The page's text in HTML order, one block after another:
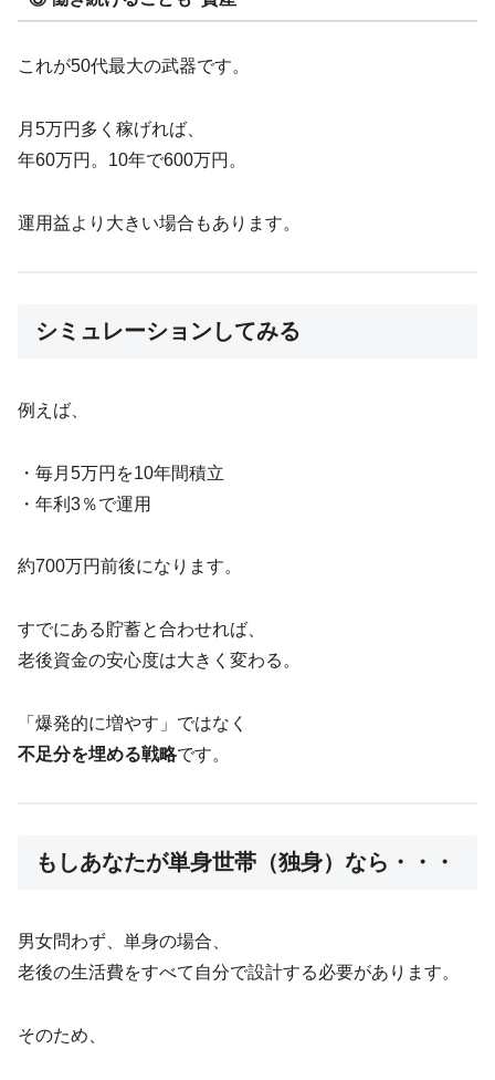
これが50代最大の武器です。
月5万円多く稼げれば、
年60万円。10年で600万円。
運用益より大きい場合もあります。
シミュレーションしてみる
例えば、
・毎月5万円を10年間積立
・年利3％で運用
約700万円前後になります。
すでにある貯蓄と合わせれば、
老後資金の安心度は大きく変わる。
「爆発的に増やす」ではなく
不足分を埋める戦略です。
もしあなたが単身世帯（独身）なら・・・
男女問わず、単身の場合、
老後の生活費をすべて自分で設計する必要があります。
そのため、